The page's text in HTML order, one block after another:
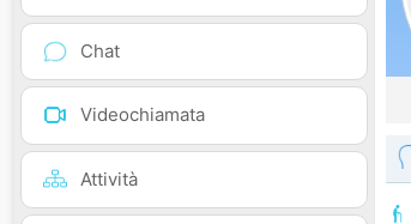
Chat
Videochiamata
Attività